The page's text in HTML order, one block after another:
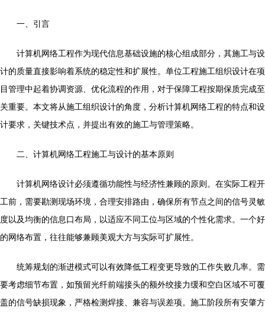
一、引言
计算机网络工程作为现代信息基础设施的核心组成部分，其施工与设
计的质量直接影响着系统的稳定性和扩展性。单位工程施工组织设计在项
目管理中起着协调资源、优化流程的作用，对于保障工程按期保质完成至
关重要。本文将从施工组织设计的角度，分析计算机网络工程的特点和设
计要求，关键技术点，并提出有效的施工与管理策略。
二、计算机网络工程施工与设计的基本原则
计算机网络设计必须遵循功能性与经济性兼顾的原则。在实际工程开
工前，需要勘测现场环境，合理安排路由，确保所有节点之间的信号灵敏
度以及均衡的信息口布局，以适应不同工位与区域的个性化需求。一个好
的网络布置，往往能够兼顾美观大方与实际可扩展性。
统筹规划的渐进模式可以有效降低工程变更导致的工作失败几率。需
要考虑细节布置，如预留光纤前端接头的额外绞接力缓和空白区域不可覆
盖的信号缺损现象，严格检测焊接、兼容与误差项。施工阶段所有安肇方